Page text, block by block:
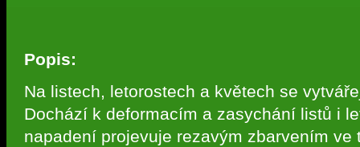
Popis:
Na listech, letorostech a květech se
Dochází k deformacím a zasychání listů i
napadení projevuje rezavým zbarvením